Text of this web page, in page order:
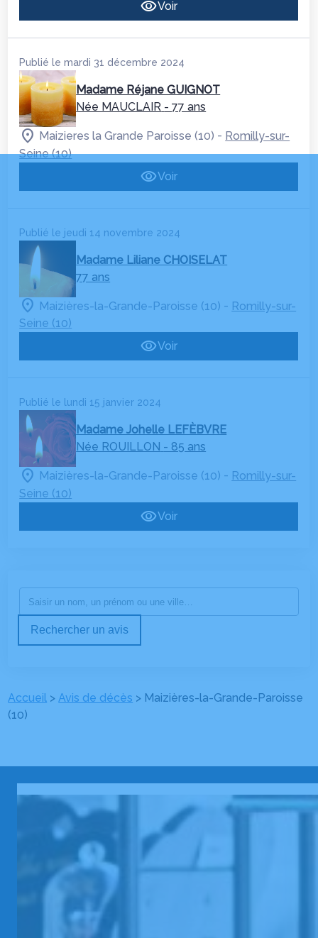
Voir
Publié le mardi 31 décembre 2024
Madame Réjane GUIGNOT
Née MAUCLAIR - 77 ans
Maizieres la Grande Paroisse (10) - Romilly-sur-
Seine (10)
Voir
Publié le jeudi 14 novembre 2024
Madame Liliane CHOISELAT
77 ans
Maizières-la-Grande-Paroisse (10) - Romilly-sur-
Seine (10)
Voir
Publié le lundi 15 janvier 2024
Madame Johelle LEFÈBVRE
Née ROUILLON - 85 ans
Maizières-la-Grande-Paroisse (10) - Romilly-sur-
Seine (10)
Voir
Rechercher un avis
Accueil >Avis de décès > Maizières-la-Grande-Paroisse
(10)